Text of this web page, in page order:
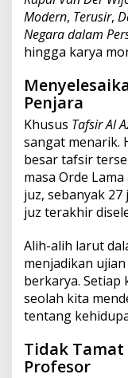
Modern, Terusir,
Negara dalam
hingga karya
Penjara
Khusus Tafsir Al
sangat menarik.
besar tafsir
masa Orde
juz, sebanyak
juz terakhir
Alih-alih larut
menjadikan
berkarya. Setiap
seolah kita
tentang
Tidak Tamat
Profesor